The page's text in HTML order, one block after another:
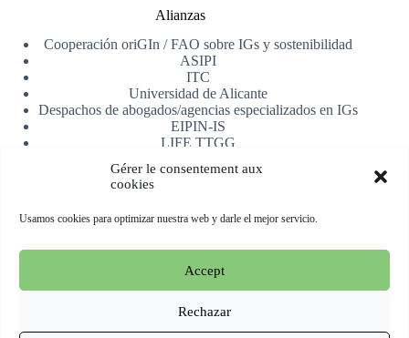
Gérer le consentement aux
cookies
Usamos cookies para optimizar nuestra web y darle el mejor servicio.
Accept
Rechazar
Alianzas
Cooperación oriGIn / FAO sobre IGs y sostenibilidad
ASIPI
ITC
Universidad de Alicante
Despachos de abogados/agencias especializados en IGs
EIPIN-IS
LIFE TTGG
Registrarse
Copyright © 2026 oriGIn | Organization for an International
Geographical Indications Network -Web alojada y manejada